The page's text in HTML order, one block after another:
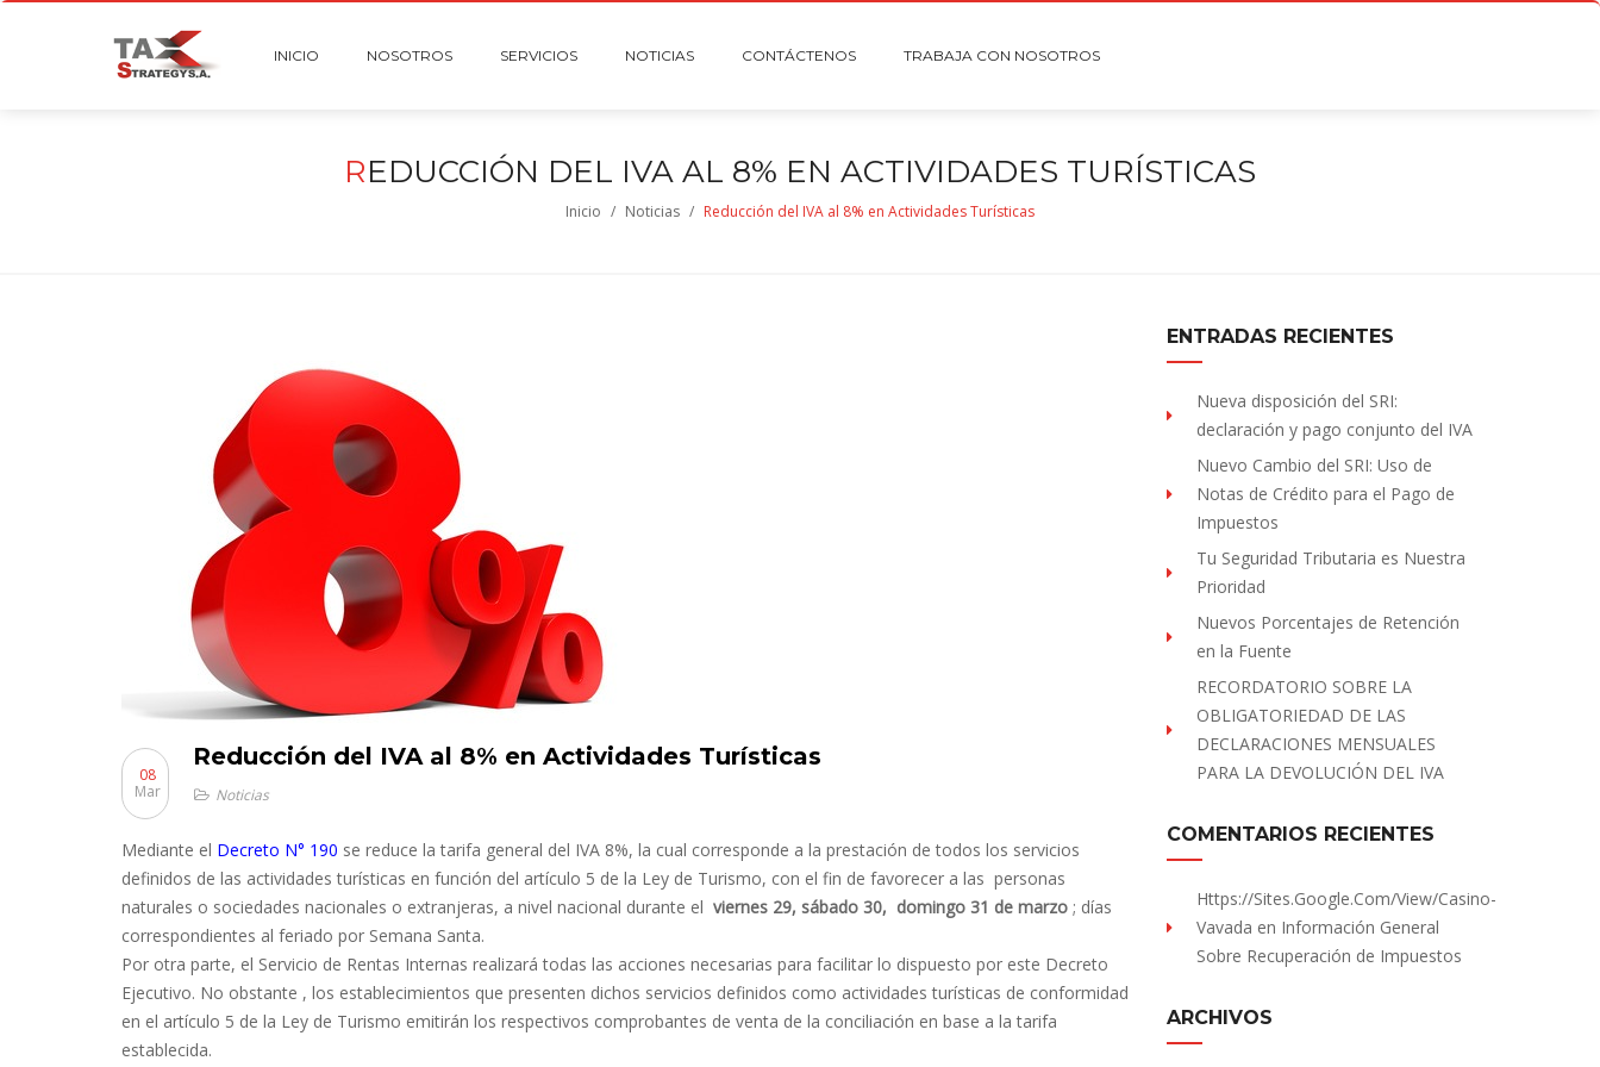
INICIO NOSOTROS SERVICIOS NOTICIAS CONTÁCTENOS TRABAJA CON NOSOTROS
REDUCCIÓN DEL IVA AL 8% EN ACTIVIDADES TURÍSTICAS
Inicio / Noticias / Reducción del IVA al 8% en Actividades Turísticas
Reducción del IVA al 8% en Actividades Turísticas
08
Mar
Noticias
Mediante el Decreto N° 190 se reduce la tarifa general del IVA 8%, la cual corresponde a la prestación de todos los servicios
definidos de las actividades turísticas en función del artículo 5 de la Ley de Turismo, con el fin de favorecer a las personas
naturales o sociedades nacionales o extranjeras, a nivel nacional durante el viernes 29, sábado 30, domingo 31 de marzo ; días
correspondientes al feriado por Semana Santa.
Por otra parte, el Servicio de Rentas Internas realizará todas las acciones necesarias para facilitar lo dispuesto por este Decreto
Ejecutivo. No obstante , los establecimientos que presenten dichos servicios definidos como actividades turísticas de conformidad
en el artículo 5 de la Ley de Turismo emitirán los respectivos comprobantes de venta de la conciliación en base a la tarifa
establecida.
ENTRADAS RECIENTES
Nueva disposición del SRI:
declaración y pago conjunto del IVA
Nuevo Cambio del SRI: Uso de
Notas de Crédito para el Pago de
Impuestos
Tu Seguridad Tributaria es Nuestra
Prioridad
Nuevos Porcentajes de Retención
en la Fuente
RECORDATORIO SOBRE LA
OBLIGATORIEDAD DE LAS
DECLARACIONES MENSUALES
PARA LA DEVOLUCIÓN DEL IVA
COMENTARIOS RECIENTES
Https://sites.Google.com/view/Casino-
Vavada en Información General
Sobre Recuperación de Impuestos
ARCHIVOS